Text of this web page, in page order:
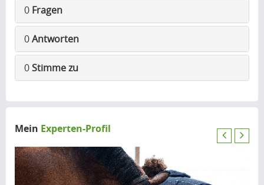
0 Fragen
0Antworten
0Stimme zu
Mein Experten-Profil
P
N